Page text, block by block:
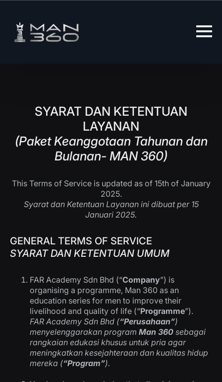
content
SYARAT DAN KETENTUAN
LAYANAN
(Paket Keanggotaan Tahunan dan
Bulanan- MAN 360)
This Terms of Service is updated as of 15th of January
2025.
Syarat dan Ketentuan Layanan ini dibuat per 15
Januari 2025.
GENERAL TERMS OF SERVICE
SYARAT DAN KETENTUAN UMUM
FAR Academy Sdn Bhd (“Company”) is
organising a programme, Man 360 as an
education series for men to improve their
livelihood and quality of life (“Programme”).
FAR Academy Sdn Bhd (“Perusahaan”)
menyelenggarakan program Man 360 sebagai
rangkaian edukasi khusus untuk pria agar
meningkatkan kesejahteraan dan kualitas hidup
mereka (“Program”).